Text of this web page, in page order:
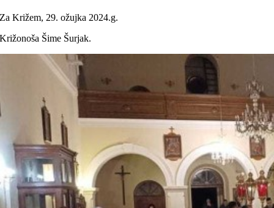
Za Križem, 29. ožujka 2024.g.
Križonoša Šime Šurjak.